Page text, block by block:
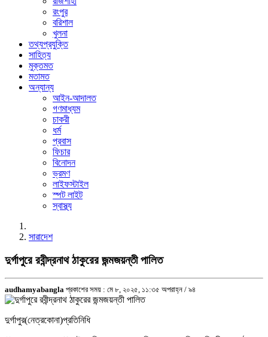
রংপুর
বরিশাল
খুলনা
তথ্যপ্রযুক্তি
সাহিত্য
মুক্তমত
মতামত
অন্যান্য
আইন-আদালত
গণমাধ্যম
চাকরী
ধর্ম
প্রবাস
ফিচার
বিনোদন
ভ্রমণ
লাইফস্টাইল
স্পট লাইট
স্বাস্থ্য
সারাদেশ
দুর্গাপুরে রবীন্দ্রনাথ ঠাকুরের জন্মজয়ন্তী পালিত
audhamyabangla প্রকাশের সময় : মে ৮, ২০২৫, ১১:৩৫ অপরাহ্ন / ৯৪
দুর্গাপুর(নেত্রকোনা)প্রতিনিধি